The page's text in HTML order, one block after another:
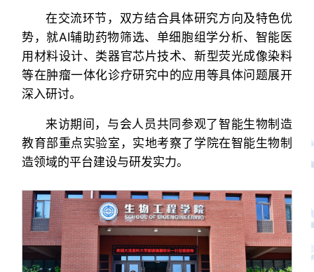
在交流环节，双方结合具体研究方向及特色优
势，就AI辅助药物筛选、单细胞组学分析、智能医
用材料设计、类器官芯片技术、新型荧光成像染料
等在肿瘤一体化诊疗研究中的应用等具体问题展开
深入研讨。
来访期间，与会人员共同参观了智能生物制造
教育部重点实验室，实地考察了学院在智能生物制
造领域的平台建设与研发实力。